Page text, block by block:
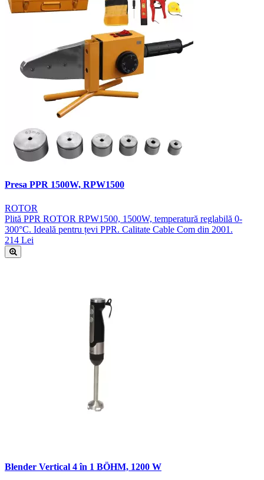
Presa PPR 1500W, RPW1500
ROTOR
Plită PPR ROTOR RPW1500, 1500W, temperatură reglabilă 0-
300°C. Ideală pentru țevi PPR. Calitate Cable Com din 2001.
214 Lei
Blender Vertical 4 în 1 BÖHM, 1200 W